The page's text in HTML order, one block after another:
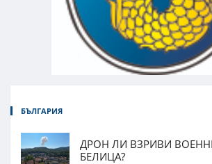
БЪЛГАРИЯ
ДРОН ЛИ ВЗРИВИ
БЕЛИЦА?